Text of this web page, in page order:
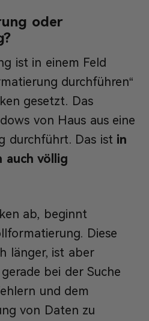
oder
ist in einem Feld
durchführen“
gesetzt. Das
von Haus aus eine
durchführt. Das ist in
auch völlig
ab, beginnt
Diese
länger, ist aber
bei der Suche
und dem
von Daten zu